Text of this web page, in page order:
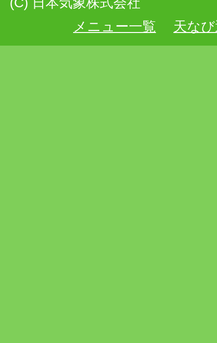
メニュー一覧
天な